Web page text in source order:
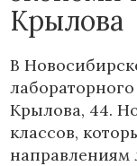
Крылова
В
Крылова, 44.
классов,
направлениям